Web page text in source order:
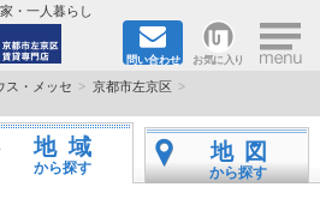
・一人暮らし
問い合わせ お気に入り ×
ス・メッセ
京都市左京区
地域
から探す
地図
から探す